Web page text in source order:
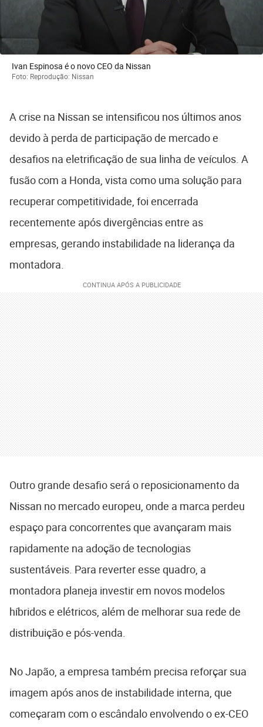
Ivan Espinosa é o novo CEO da Nissan
Foto: Reprodução: Nissan
A crise na Nissan se intensificou nos últimos anos
devido à perda de participação de mercado e
desafios na eletrificação de sua linha de veículos. A
fusão com a Honda, vista como uma solução para
recuperar competitividade, foi encerrada
recentemente após divergências entre as
empresas, gerando instabilidade na liderança da
montadora.
Outro grande desafio será o reposicionamento da
Nissan no mercado europeu, onde a marca perdeu
espaço para concorrentes que avançaram mais
rapidamente na adoção de tecnologias
sustentáveis. Para reverter esse quadro, a
montadora planeja investir em novos modelos
híbridos e elétricos, além de melhorar sua rede de
distribuição e pós-venda.
No Japão, a empresa também precisa reforçar sua
imagem após anos de instabilidade interna, que
começaram com o escândalo envolvendo o ex-CEO